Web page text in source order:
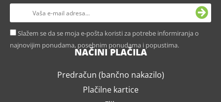
Slažem se da se moja e-pošta koristi za potrebe informiranja o
najnovijim ponudama, posebnim ponudama i popustima.
NAČINI PLAČILA
Predračun (bančno nakazilo)
Plačilne kartice